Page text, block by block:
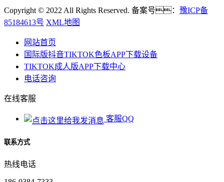
Copyright © 2022 All Rights Reserved. 备案号： 豫ICP备
85184613号 XML地图
网站首页
国际版抖音TIKTOK色板APP下载设备
TIKTOK成人版APP下载中心
电话咨询
在线客服
客服QQ
联系方式
热线电话